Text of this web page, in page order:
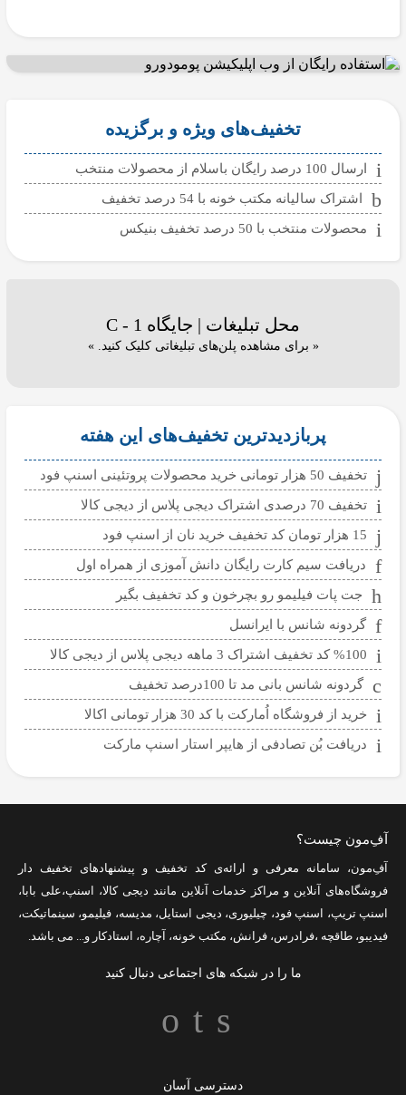
تخفیف‌های ویژه و برگزیده
ارسال 100 درصد رایگان باسلام از محصولات منتخب
اشتراک سالیانه مکتب خونه با 54 درصد تخفیف
محصولات منتخب با 50 درصد تخفیف بنیکس
محل تبلیغات | جایگاه C - 1
« برای مشاهده پلن‌های تبلیغاتی کلیک کنید. »
پربازدیدترین تخفیف‌های این هفته
تخفیف 50 هزار تومانی خرید محصولات پروتئینی اسنپ فود
تخفیف 70 درصدی اشتراک دیجی پلاس از دیجی کالا
15 هزار تومان کد تخفیف خرید نان از اسنپ فود
دریافت سیم کارت رایگان دانش آموزی از همراه اول
جت پات فیلیمو رو بچرخون و کد تخفیف بگیر
گردونه شانس با ایرانسل
%100 کد تخفیف اشتراک 3 ماهه دیجی پلاس از دیجی کالا
گردونه شانس بانی مد تا 100درصد تخفیف
خرید از فروشگاه اُمارکت با کد 30 هزار تومانی اکالا
دریافت بُن تصادفی از هایپر استار اسنپ مارکت
آفِ‌مون چیست؟
آفِ‌مون، سامانه معرفی و ارائه‌یکد تخفیف و پیشنهادهای تخفیف دار
فروشگاه‌های آنلاین و مراکز خدمات آنلاین مانند دیجی کالا، اسنپ،علی بابا،
اسنپ تریپ، اسنپ فود، چیلیوری، دیجی استایل، مدیسه، فیلیمو، سینماتیکت،
فیدیبو، طاقچه ،فرادرس، فرانش، مکتب خونه، آچاره، استادکار و... می باشد.
ما را در شبکه های اجتماعی دنبال کنید
دسترسی آسان